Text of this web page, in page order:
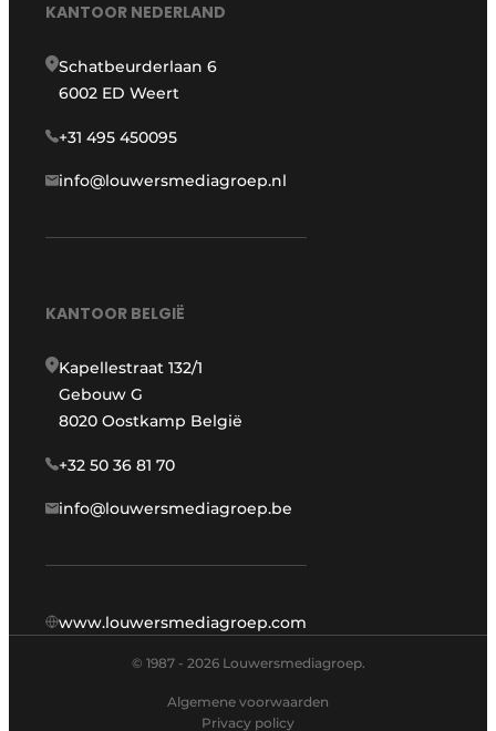
KANTOOR NEDERLAND
Schatbeurderlaan 6
6002 ED Weert
+31 495 450095
info@louwersmediagroep.nl
KANTOOR BELGIË
Kapellestraat 132/1
Gebouw G
8020 Oostkamp België
+32 50 36 81 70
info@louwersmediagroep.be
www.louwersmediagroep.com
© 1987 - 2026 Louwersmediagroep.
Algemene voorwaarden
Privacy policy